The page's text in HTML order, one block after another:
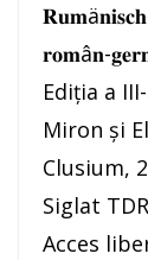
𝐫𝐨𝐦â𝐧-
Ediția a
Miron și
Clusium,
Siglat
Acces